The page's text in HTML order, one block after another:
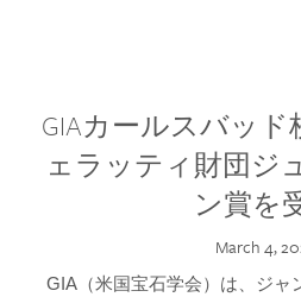
GIAカールスバッ
ェラッティ財団ジ
ン賞を
March 4,
GIA（米国宝石学会）は、ジャ